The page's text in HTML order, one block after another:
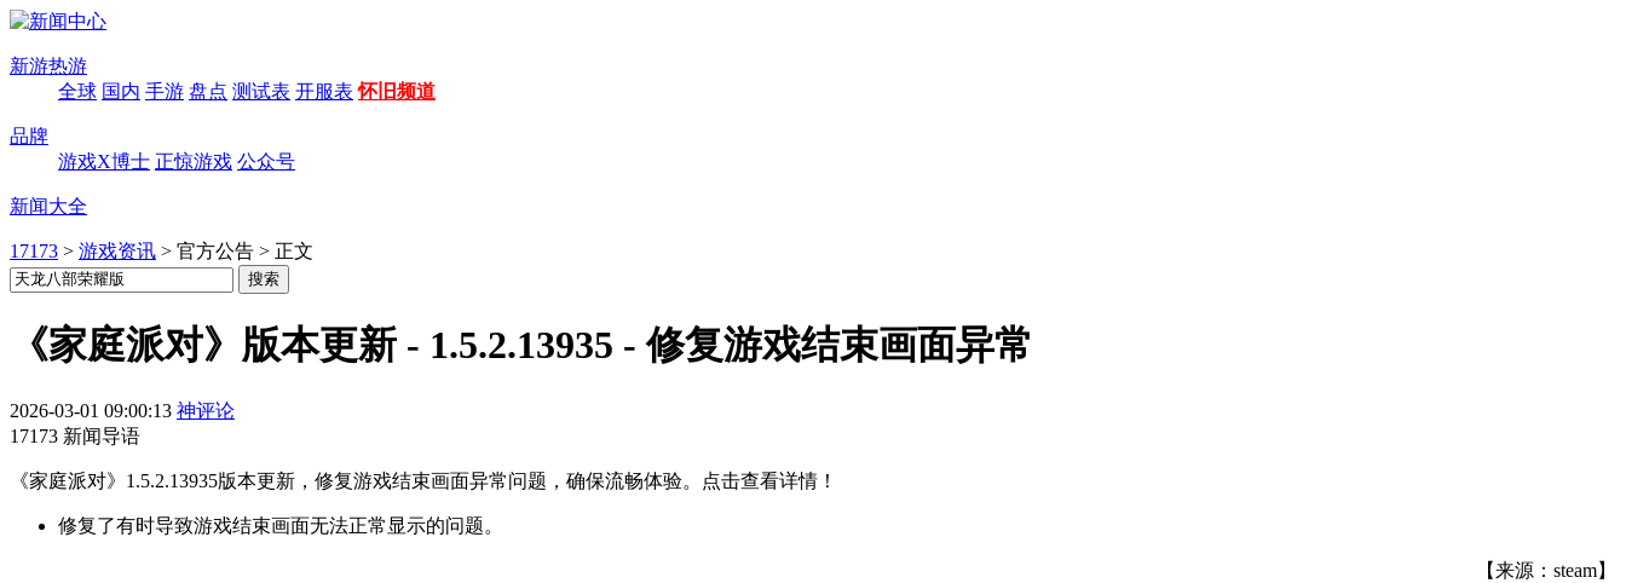
新游热游
全球 国内 手游 盘点 测试表 开服表 怀旧频道
品牌
游戏X博士 正惊游戏 公众号
新闻大全
17173 > 游戏资讯 > 官方公告 > 正文
《家庭派对》版本更新 - 1.5.2.13935 - 修复游戏结束画面异常
2026-03-01 09:00:13 神评论
17173 新闻导语
《家庭派对》1.5.2.13935版本更新，修复游戏结束画面异常问题，确保流畅体验。点击查看详情！
修复了有时导致游戏结束画面无法正常显示的问题。
【来源：steam】